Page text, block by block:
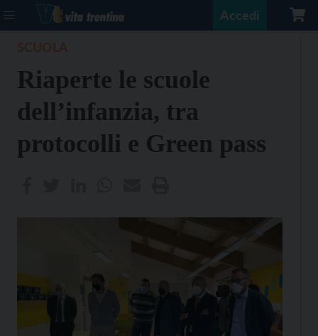
Accedi
Riaperte le scuole
dell’infanzia, tra
protocolli e Green pass